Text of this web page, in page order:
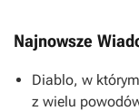
Najnowsze
Diablo, w
z wielu